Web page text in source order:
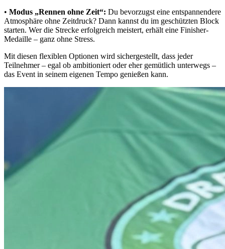
• Modus „Rennen ohne Zeit“: Du bevorzugst eine entspannendere
Atmosphäre ohne Zeitdruck? Dann kannst du im geschützten Block
starten. Wer die Strecke erfolgreich meistert, erhält eine Finisher-
Medaille – ganz ohne Stress.
Mit diesen flexiblen Optionen wird sichergestellt, dass jeder
Teilnehmer – egal ob ambitioniert oder eher gemütlich unterwegs –
das Event in seinem eigenen Tempo genießen kann.